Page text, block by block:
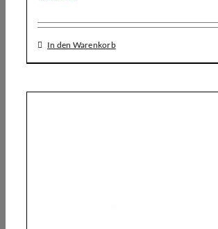
In den Warenkorb